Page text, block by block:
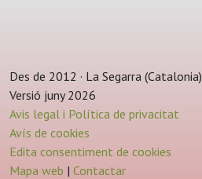
Des de 2012 · La Segarra (Catalonia)
Versió juny 2026
Avis legal i Política de privacitat
Avís de cookies
Edita consentiment de cookies
Mapa web | Contactar